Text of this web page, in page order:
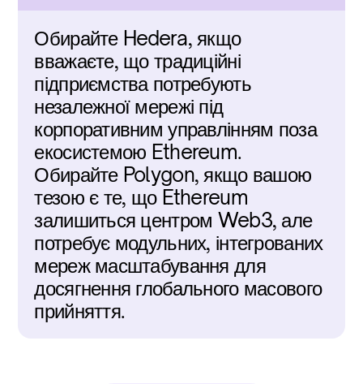
Обирайте Hedera, якщо
вважаєте, що традиційні
підприємства потребують
незалежної мережі під
корпоративним управлінням поза
екосистемою Ethereum.
Обирайте Polygon, якщо вашою
тезою є те, що Ethereum
залишиться центром Web3, але
потребує модульних, інтегрованих
мереж масштабування для
досягнення глобального масового
прийняття.